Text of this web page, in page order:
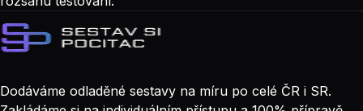
Dodáváme odladěné sestavy na míru po celé ČR i SR.